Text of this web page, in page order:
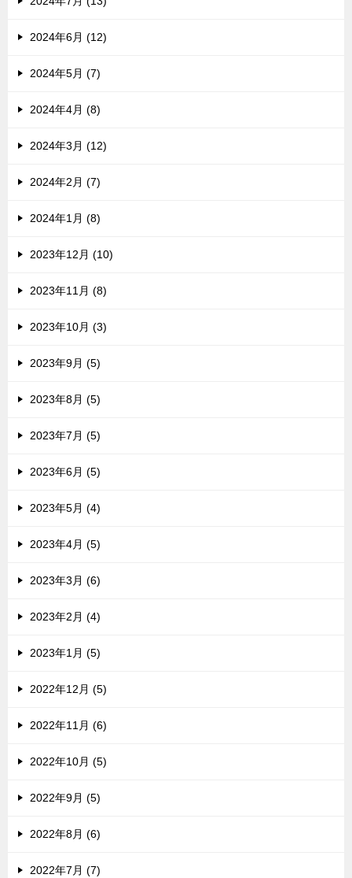
2024年6月 (12)
2024年5月 (7)
2024年4月 (8)
2024年3月 (12)
2024年2月 (7)
2024年1月 (8)
2023年12月 (10)
2023年11月 (8)
2023年10月 (3)
2023年9月 (5)
2023年8月 (5)
2023年7月 (5)
2023年6月 (5)
2023年5月 (4)
2023年4月 (5)
2023年3月 (6)
2023年2月 (4)
2023年1月 (5)
2022年12月 (5)
2022年11月 (6)
2022年10月 (5)
2022年9月 (5)
2022年8月 (6)
2022年7月 (7)